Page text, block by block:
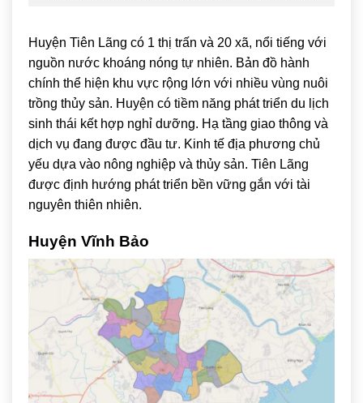
Huyện Tiên Lãng có 1 thị trấn và 20 xã, nổi tiếng với
nguồn nước khoáng nóng tự nhiên. Bản đồ hành
chính thể hiện khu vực rộng lớn với nhiều vùng nuôi
trồng thủy sản. Huyện có tiềm năng phát triển du lịch
sinh thái kết hợp nghỉ dưỡng. Hạ tầng giao thông và
dịch vụ đang được đầu tư. Kinh tế địa phương chủ
yếu dựa vào nông nghiệp và thủy sản. Tiên Lãng
được định hướng phát triển bền vững gắn với tài
nguyên thiên nhiên.
Huyện Vĩnh Bảo